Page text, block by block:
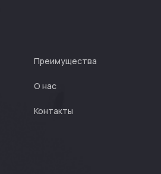
Преимущества
О нас
Контакты